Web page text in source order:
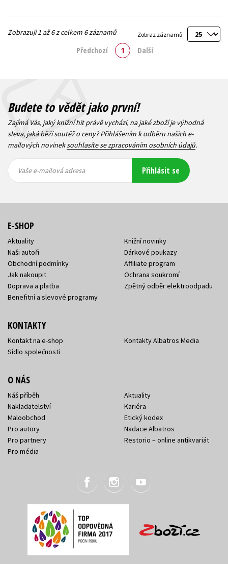
Zobraz záznamů
Zobrazuji 1 až 6 z celkem 6 záznamů
Předchozí 1 Další
Budete to vědět jako první!
Zajímá Vás, jaký knižní hit právě vychází, na jaké zboží je výhodná
sleva, jaká běží soutěž o ceny? Přihlášením k odběru našich e-
mailových novineksouhlasíte se zpracováním osobních údajů.
mailová
mailová
Vaše e-mailová adresa Přihlásit se
E-SHOP
Aktuality
Naši autoři
Obchodní podmínky
Jak nakoupit
Doprava a platba
Benefitní a slevové programy
Knižní novinky
Dárkové poukazy
Affiliate program
Ochrana soukromí
Zpětný odběr elektroodpadu
KONTAKTY
Kontakt na e-shop
Sídlo společnosti
Kontakty Albatros Media
O NÁS
Náš příběh
Nakladatelství
Maloobchod
Pro autory
Pro partnery
Pro média
Aktuality
Kariéra
Etický kodex
Nadace Albatros
Restorio – online antikvariát